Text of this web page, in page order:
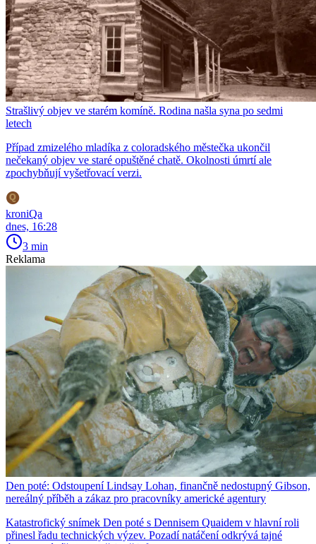
Strašlivý objev ve starém komíně. Rodina našla syna po sedmi
letech
Případ zmizelého mladíka z coloradského městečka ukončil
nečekaný objev ve staré opuštěné chatě. Okolnosti úmrtí ale
zpochybňují vyšetřovací verzi.
kroniQa
dnes, 16:28
3 min
Reklama
Den poté: Odstoupení Lindsay Lohan, finančně nedostupný Gibson,
nereálný příběh a zákaz pro pracovníky americké agentury
Katastrofický snímek Den poté s Dennisem Quaidem v hlavní roli
přinesl řadu technických výzev. Pozadí natáčení odkrývá tajné